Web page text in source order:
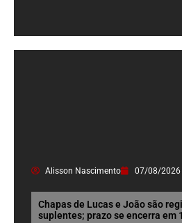
Alisson Nascimento 07/08/2026
Chapas de Lucas e João são
suplentes; prazo se encerra em